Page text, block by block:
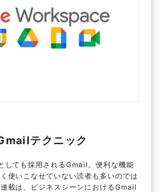
テクニック
しても採用されるGmail。便利な機能
使いこなせていない読者も多いのでは
載は、ビジネスシーンにおけるGmail